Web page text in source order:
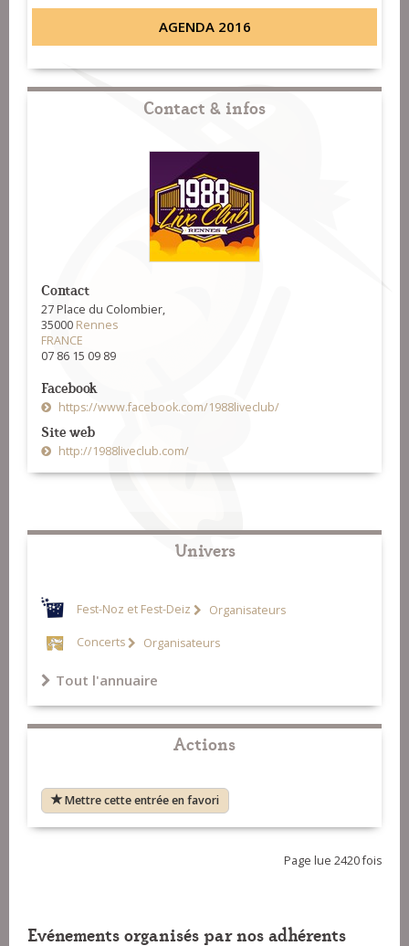
AGENDA 2016
Contact & infos
Contact
27 Place du Colombier,
35000 Rennes
FRANCE
07 86 15 09 89
Facebook
https://www.facebook.com/1988liveclub/
Site web
http://1988liveclub.com/
Univers
Fest-Noz et Fest-Deiz Organisateurs
Concerts Organisateurs
Tout l'annuaire
Actions
Mettre cette entrée en favori
Page lue 2420 fois
Evénements organisés par nos adhérents